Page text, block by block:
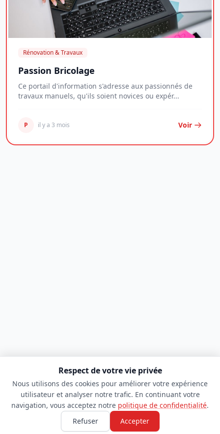
Rénovation & Travaux
Passion Bricolage
Ce portail d'information s'adresse aux passionnés de
travaux manuels, qu'ils soient novices ou expér...
P il y a 3 mois Voir
Respect de votre vie privée
Nous utilisons des cookies pour améliorer votre expérience
utilisateur et analyser notre trafic. En continuant votre
navigation, vous acceptez notre politique de confidentialité.
Refuser
Accepter